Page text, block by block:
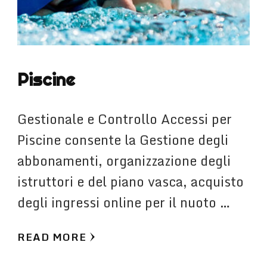
Piscine
Gestionale e Controllo Accessi per
Piscine consente la Gestione degli
abbonamenti, organizzazione degli
istruttori e del piano vasca, acquisto
degli ingressi online per il nuoto …
READ MORE